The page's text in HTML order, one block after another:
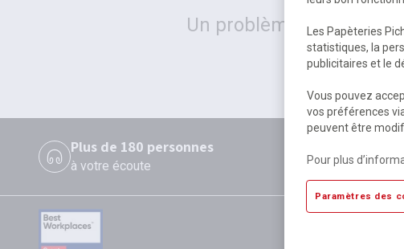
Un problème serveur
Plus de 180 personnes
à votre écoute
Les Papèteries
statistiques, la
publicitaires et le
Vous pouvez
vos préférences
peuvent être
Pour plus
Paramètres des